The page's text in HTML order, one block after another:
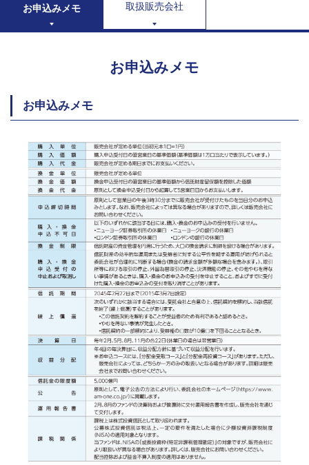
お申込みメモ 取扱販売会社
お申込みメモ
お申込みメモ